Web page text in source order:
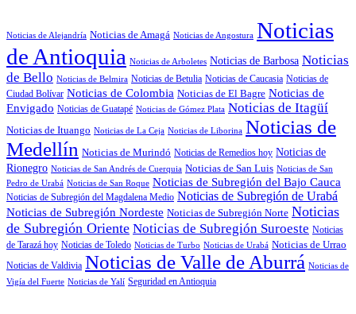
Noticias de Alejandría Noticias de Amagá Noticias de Angostura Noticias
de Antioquia Noticias de Arboletes Noticias de Barbosa Noticias
de Bello Noticias de Belmira Noticias de Betulia Noticias de Caucasia Noticias de
Ciudad Bolívar Noticias de Colombia Noticias de El Bagre Noticias de
Envigado Noticias de Guatapé Noticias de Gómez Plata Noticias de Itagüí
Noticias de Ituango Noticias de La Ceja Noticias de Liborina Noticias de
Medellín Noticias de Murindó Noticias de Remedios hoy Noticias de
Rionegro Noticias de San Andrés de Cuerquia Noticias de San Luis Noticias de San
Pedro de Urabá Noticias de San Roque Noticias de Subregión del Bajo Cauca
Noticias de Subregión del Magdalena Medio Noticias de Subregión de Urabá
Noticias de Subregión Nordeste Noticias de Subregión Norte Noticias
de Subregión Oriente Noticias de Subregión Suroeste Noticias
de Tarazá hoy Noticias de Toledo Noticias de Turbo Noticias de Urabá Noticias de Urrao
Noticias de Valdivia Noticias de Valle de Aburrá Noticias de
Vigía del Fuerte Noticias de Yalí Seguridad en Antioquia